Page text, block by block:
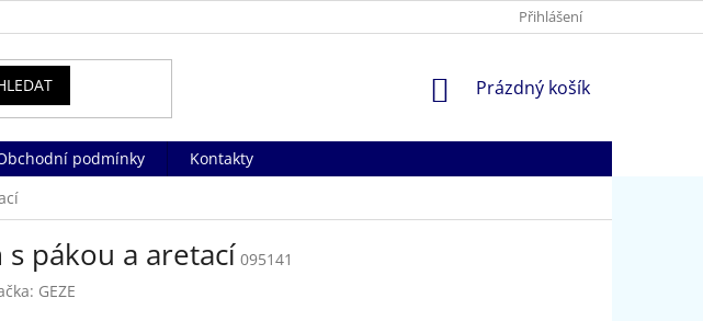
Přihlášení
NÁKUPNÍ
Prázdný košík
podmínky
Kontakty
s pákou a aretací 095141
GEZE